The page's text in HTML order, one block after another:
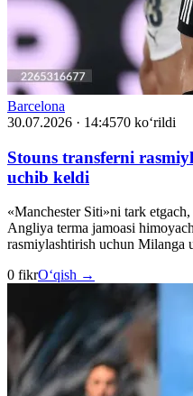
Barcelona
30.07.2026 · 14:4570 ko‘rildi
Stouns transferni
uchib keldi
«Manchester Siti»ni tark
Angliya terma jamoasi
rasmiylashtirish uchun
0 fikrO‘qish →